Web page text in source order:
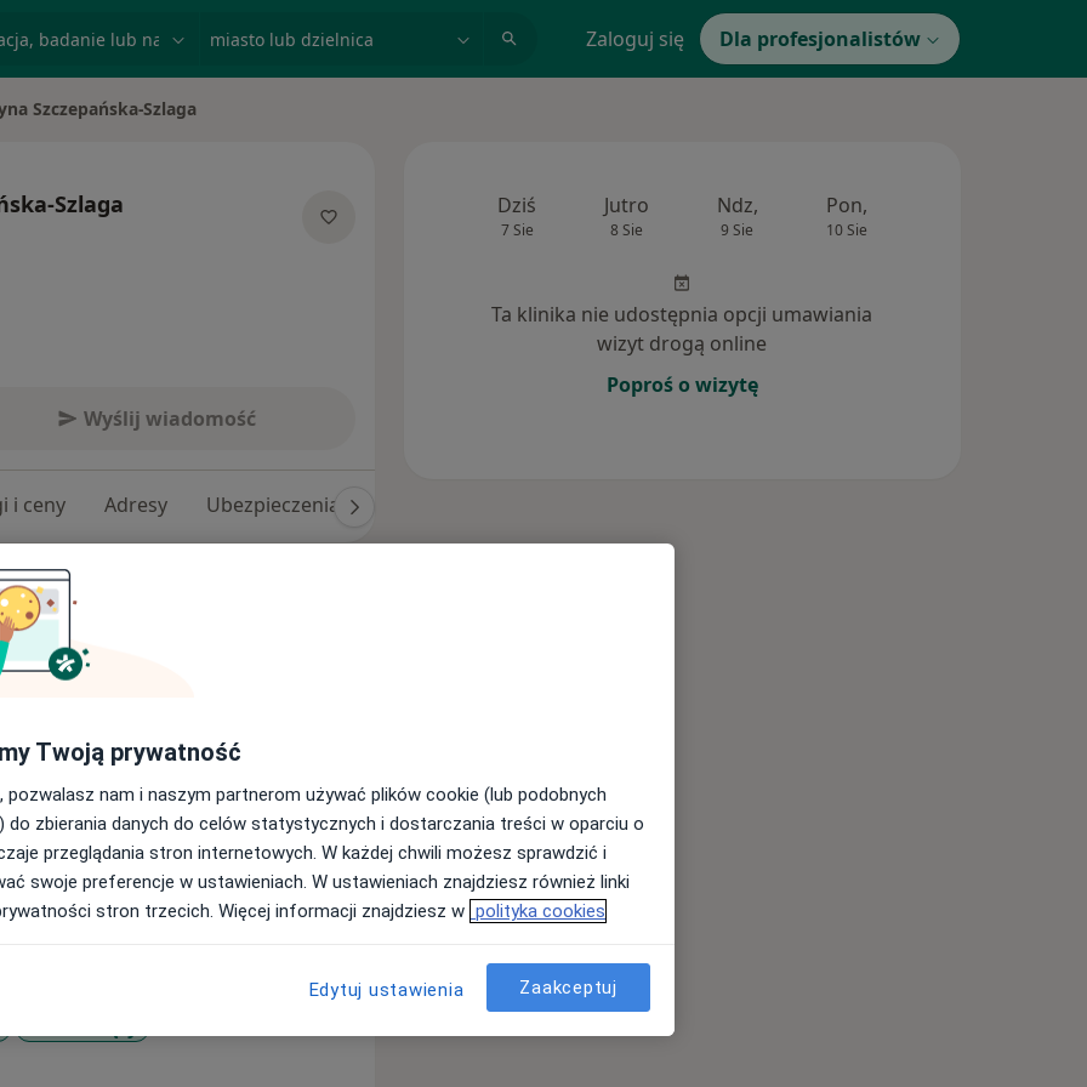
Zaloguj się Dla profesjonalistów
Szczepańska-Szlaga
Szlaga
Wyślij wiadomość
i ceny Adresy Ubezpieczenia
Uniwersytetu Medycznego
w 2023 r. Specjalizację
im. Św. Rodziny, gdzie rozwijałam
zachowawczym jak i operacyjnym.
specjalistycznych szkoleniach i
( ID 182731 ) uprawniający do
ryzyka wad genetycznych
i Położników.
i ginekologiczną, ginekologią
Dziś
7 Sie
Jutro
8 Sie
Ndz,
9 Sie
Pon,
10 Sie
Ta klinika nie udostępnia opcji umawiania
wizyt drogą online
Poproś o wizytę
Twoją prywatność
pozwalasz nam i naszym partnerom używać plików cookie (lub podobnych
do zbierania danych do celów statystycznych i dostarczania treści w oparciu o
przeglądania stron internetowych. W każdej chwili możesz sprawdzić i
swoje preferencje w ustawieniach. W ustawieniach znajdziesz również linki
stron trzecich. Więcej informacji znajdziesz w polityka cookies
Edytuj ustawienia Zaakceptuj